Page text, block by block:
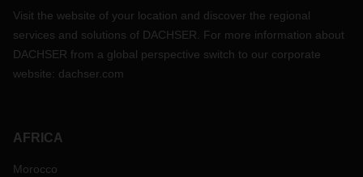
Visit the website of your location and discover the regional
services and solutions of DACHSER. For more information about
DACHSER from a global perspective switch to our corporate
website: dachser.com
AFRICA
Morocco